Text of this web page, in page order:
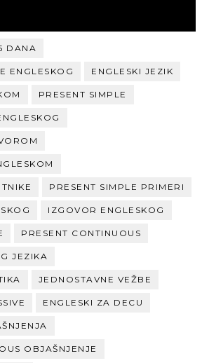
DANA
ENGLESKOG ENGLESKI JEZIK
PRESENT SIMPLE
PRESENT SIMPLE PRIMERI
IZGOVOR ENGLESKOG
PRESENT CONTINUOUS
JEZIKA
JEDNOSTAVNE VEŽBE
ENGLESKI ZA DECU
OBJAŠNJENJE